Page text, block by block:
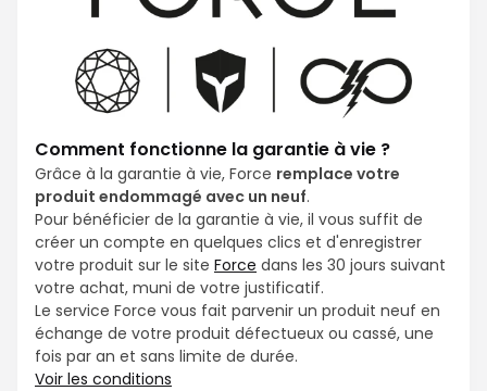
Comment fonctionne la garantie à vie ?
Grâce à la garantie à vie, Force remplace votre
produit endommagé avec un neuf.
Pour bénéficier de la garantie à vie, il vous suffit de
créer un compte en quelques clics et d'enregistrer
votre produit sur le site Force dans les 30 jours suivant
votre achat, muni de votre justificatif.
Le service Force vous fait parvenir un produit neuf en
échange de votre produit défectueux ou cassé, une
fois par an et sans limite de durée.
Voir les conditions